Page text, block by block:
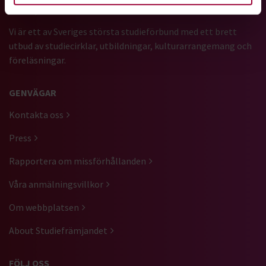
Vi är ett av Sveriges största studieförbund med ett brett
utbud av studiecirklar, utbildningar, kulturarrangemang och
föreläsningar.
GENVÄGAR
Kontakta oss
Press
Rapportera om missförhållanden
Våra anmälningsvillkor
Om webbplatsen
About Studiefrämjandet
FÖLJ OSS